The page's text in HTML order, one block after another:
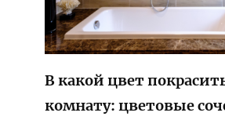
В какой цвет
комнату: цветовые